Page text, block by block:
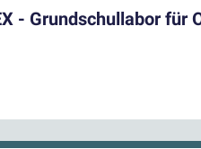
- Grundschullabor für